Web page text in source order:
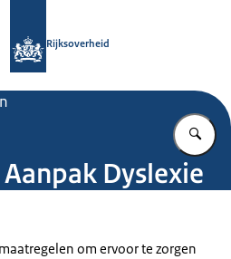
Rijksoverheid
Dyslexie
om ervoor te zorgen